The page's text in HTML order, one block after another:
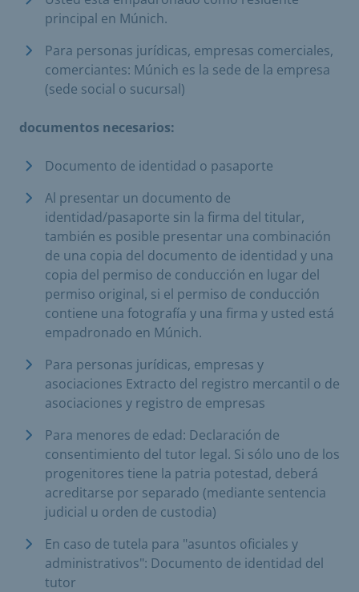
principal en Múnich.
Para personas jurídicas, empresas comerciales,
comerciantes: Múnich es la sede de la empresa
(sede social o sucursal)
documentos necesarios:
Documento de identidad o pasaporte
Al presentar un documento de
identidad/pasaporte sin la firma del titular,
también es posible presentar una combinación
de una copia del documento de identidad y una
copia del permiso de conducción en lugar del
permiso original, si el permiso de conducción
contiene una fotografía y una firma y usted está
empadronado en Múnich.
Para personas jurídicas, empresas y
asociaciones Extracto del registro mercantil o de
asociaciones y registro de empresas
Para menores de edad: Declaración de
consentimiento del tutor legal. Si sólo uno de los
progenitores tiene la patria potestad, deberá
acreditarse por separado (mediante sentencia
judicial u orden de custodia)
En caso de tutela para "asuntos oficiales y
administrativos": Documento de identidad del
tutor